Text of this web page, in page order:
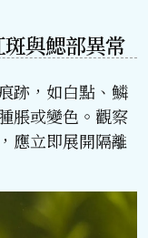
與鰓部異常
跡，如白點、鱗
脹或變色。觀察
應立即展開隔離